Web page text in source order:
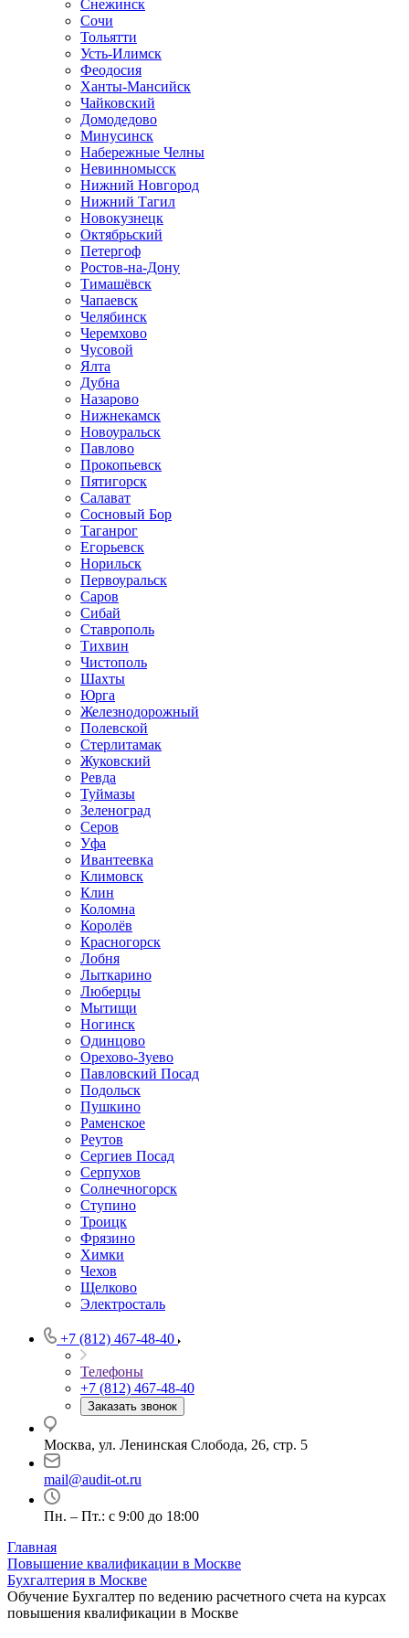
Снежинск
Сочи
Тольятти
Усть-Илимск
Феодосия
Ханты-Мансийск
Чайковский
Домодедово
Минусинск
Набережные Челны
Невинномысск
Нижний Новгород
Нижний Тагил
Новокузнецк
Октябрьский
Петергоф
Ростов-на-Дону
Тимашёвск
Чапаевск
Челябинск
Черемхово
Чусовой
Ялта
Дубна
Назарово
Нижнекамск
Новоуральск
Павлово
Прокопьевск
Пятигорск
Салават
Сосновый Бор
Таганрог
Егорьевск
Норильск
Первоуральск
Саров
Сибай
Ставрополь
Тихвин
Чистополь
Шахты
Юрга
Железнодорожный
Полевской
Стерлитамак
Жуковский
Ревда
Туймазы
Зеленоград
Серов
Уфа
Ивантеевка
Климовск
Клин
Коломна
Королёв
Красногорск
Лобня
Лыткарино
Люберцы
Мытищи
Ногинск
Одинцово
Орехово-Зуево
Павловский Посад
Подольск
Пушкино
Раменское
Реутов
Сергиев Посад
Серпухов
Солнечногорск
Ступино
Троицк
Фрязино
Химки
Чехов
Щелково
Электросталь
+7 (812) 467-48-40
Телефоны
+7 (812) 467-48-40
Заказать звонок
Москва, ул. Ленинская Слобода, 26, стр. 5
mail@audit-ot.ru
Пн. – Пт.: с 9:00 до 18:00
Главная
Повышение квалификации в Москве
Бухгалтерия в Москве
Обучение Бухгалтер по ведению расчетного счета на курсах
повышения квалификации в Москве